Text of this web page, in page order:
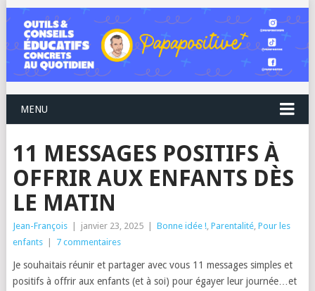
MENU
11 MESSAGES POSITIFS À
OFFRIR AUX ENFANTS DÈS
LE MATIN
Jean-François janvier 23, 2025 Bonne idée !, Parentalité, Pour les
enfants
7 commentaires
Je souhaitais réunir et partager avec vous 11 messages simples et
positifs à offrir aux enfants (et à soi) pour égayer leur journée…et